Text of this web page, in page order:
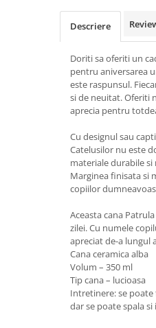
Descriere
Doriti sa oferiti un
pentru aniversarea
este raspunsul.
si de neuitat. Oferiti
aprecia pentru
Cu designul sau
Catelusilor nu este
materiale durabile
Marginea finisata si
copiilor
Aceasta cana
zilei. Cu numele
apreciat de-a lungul
Cana ceramica alba
Volum – 350 ml
Tip cana – lucioasa
Intretinere: se
dar se poate spala